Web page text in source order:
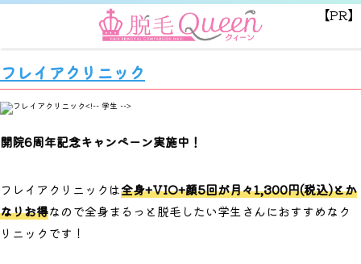
【PR】
フレイアクリニック
開院6周年記念キャンペーン実施中！
フレイアクリニックは全身+VIO+顔5回が月々1,300円(税込)とか
なりお得なので全身まるっと脱毛したい学生さんにおすすめなク
リニックです！